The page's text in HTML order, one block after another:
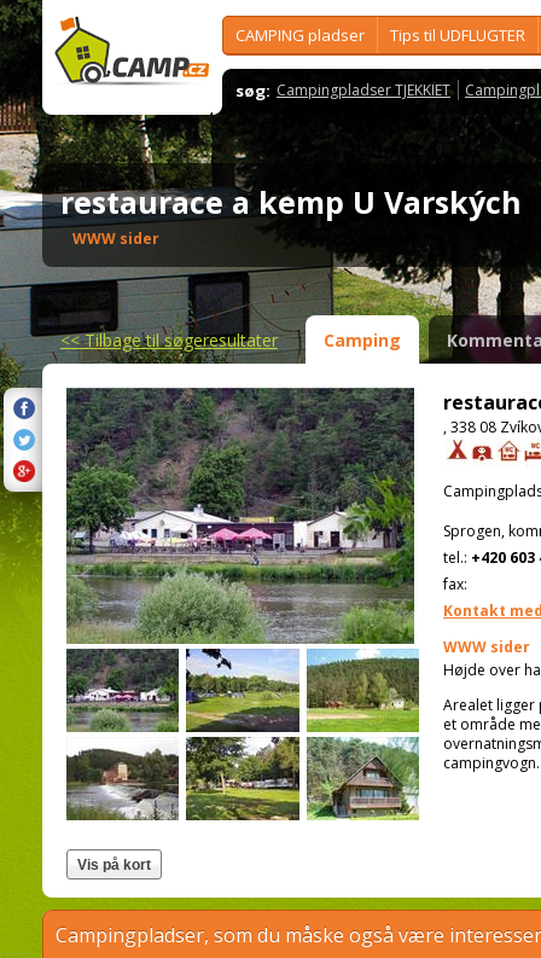
CAMPING pladser Tips til UDFLUGTER
søg: Campingpladser TJEKKIET
restaurace a kemp U Varských
WWW sider
<<Tilbage til søgeresultater Camping
, 338 08
Sprogen,
tel.: +420 603
fax:
Kontakt
WWW sider
Højde over
Arealet ligger
et område
campingvogn.
Campingpladser, som du måske også være